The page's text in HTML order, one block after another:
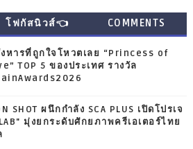
โฟกัสนิวส์👈 COMMENTS
หารที่ถูกใจโหวตเลย “Princess of
TOP 5 ของประเทศ รางวัล
SHOT ผนึกกำลัง SCA PLUS เปิดโปรเจ
มุ่งยกระดับศักยภาพครีเอเตอร์ไทย